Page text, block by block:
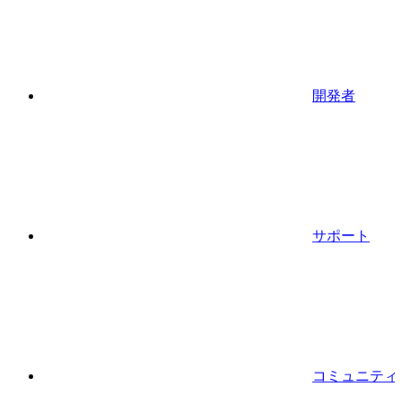
開発者
サポート
コミュニティ